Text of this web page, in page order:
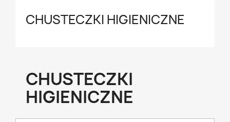
CHUSTECZKI HIGIENICZNE
CHUSTECZKI
HIGIENICZNE